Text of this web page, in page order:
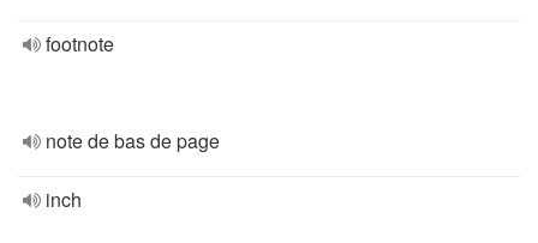
footnote
note de bas de page
inch